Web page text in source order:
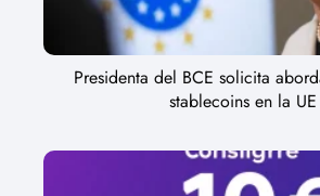
Presidenta del BCE solicita
stablecoins en la UE